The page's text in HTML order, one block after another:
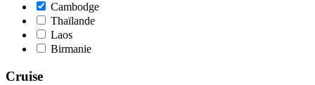
Cambodge
Thaïlande
Laos
Birmanie
Cruise